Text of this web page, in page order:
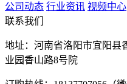
公司动态 行业资讯 视频中心
联系我们
地址：河南省洛阳市宜阳县
业园香山路8号院